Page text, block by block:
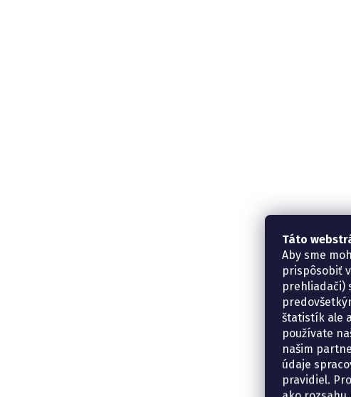
Táto
Aby sme
prispôsobiť
prehliadači)
štatistík ale
používate
našim
údaje
pravidiel.